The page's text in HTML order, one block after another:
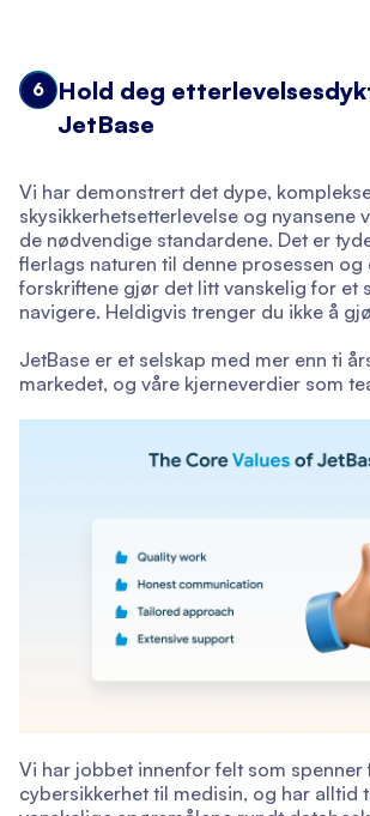
6
Hold deg
JetBase
Vi har demonstrert det dype,
skysikkerhetsetterlevelse og nyansene
de nødvendige standardene. Det er
flerlags naturen til denne prosessen og
forskriftene gjør det litt vanskelig for et
navigere. Heldigvis trenger du ikke å
JetBase er et selskap med mer enn ti
markedet, og våre kjerneverdier som
Vi har jobbet innenfor felt som spenner
cybersikkerhet til medisin, og har alltid